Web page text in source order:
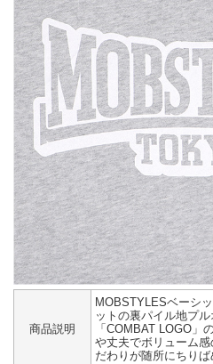
商品説明
MOBSTYLESベーシ
ットの裏パイル地プ
「COMBAT LOGO」
や丈夫でボリューム
だわりが随所にちりば